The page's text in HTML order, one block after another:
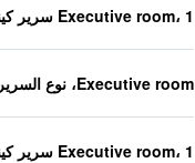
Executive room، 1 سرير كينغ
Executive room، نوع السرير غير معروف
Executive room، 1 سرير كينغ